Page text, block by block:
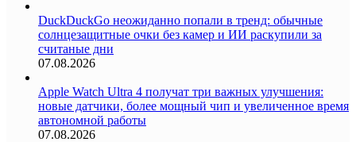
DuckDuckGo неожиданно попали в тренд: обычные
солнцезащитные очки без камер и ИИ раскупили за
считаные дни
07.08.2026
Apple Watch Ultra 4 получат три важных улучшения:
новые датчики, более мощный чип и увеличенное время
автономной работы
07.08.2026